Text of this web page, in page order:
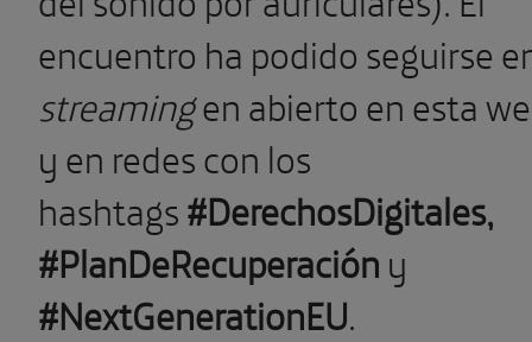
encuentro ha podido seguirse
streamingen abierto en esta
y en redes con los
hashtags#DerechosDigitales,
#PlanDeRecuperacióny
#NextGenerationEU.